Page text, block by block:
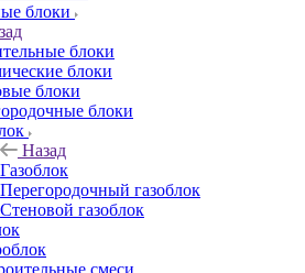
блоки
блоки
блоки
блоки
блоки
Назад
Газоблок
Перегородочный газоблок
Стеновой газоблок